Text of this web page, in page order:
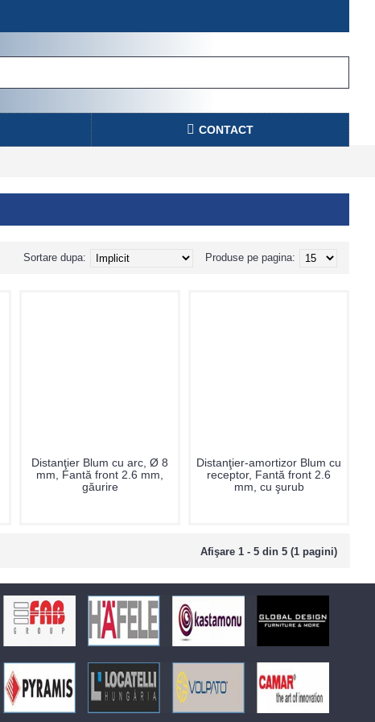
CONTACT
Produse pe pagina:
Sortare dupa:
Distanţier Blum cu arc, Ø 8
mm, Fantă front 2.6 mm,
găurire
Distanţier-amortizor Blum cu
receptor, Fantă front 2.6
mm, cu şurub
Afişare 1 - 5 din 5 (1 pagini)